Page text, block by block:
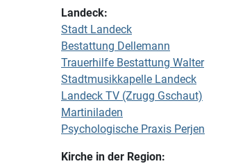
Landeck:
Stadt Landeck
Bestattung Dellemann
Trauerhilfe Bestattung Walter
Stadtmusikkapelle Landeck
Landeck TV (Zrugg Gschaut)
Martiniladen
Psychologische Praxis Perjen
Kirche in der Region: